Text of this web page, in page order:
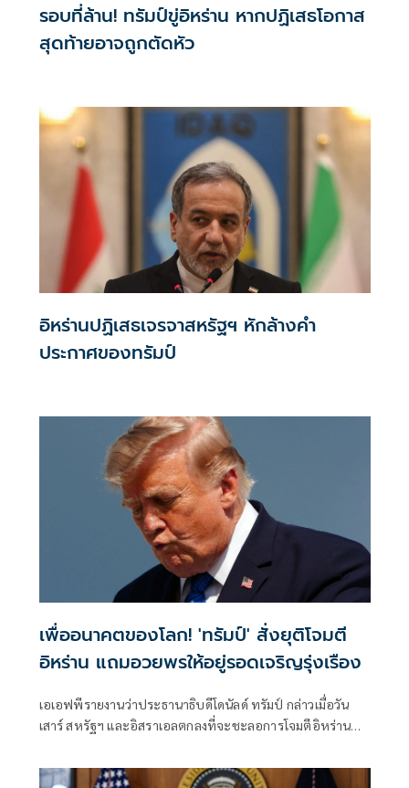
รอบที่ล้าน! ทรัมป์ขู่อิหร่าน หากปฏิเสธโอกาส
สุดท้ายอาจถูกตัดหัว
อิหร่านปฏิเสธเจรจาสหรัฐฯ หักล้างคำ
ประกาศของทรัมป์
เพื่ออนาคตของโลก! 'ทรัมป์' สั่งยุติโจมตี
อิหร่าน แถมอวยพรให้อยู่รอดเจริญรุ่งเรือง
เอเอฟพีรายงานว่าประธานาธิบดีโดนัลด์ ทรัมป์ กล่าวเมื่อวัน
เสาร์ สหรัฐฯ และอิสราเอลตกลงที่จะชะลอการโจมตีอิหร่าน
เยื้อมาหลายเดือนโดยเร็ว